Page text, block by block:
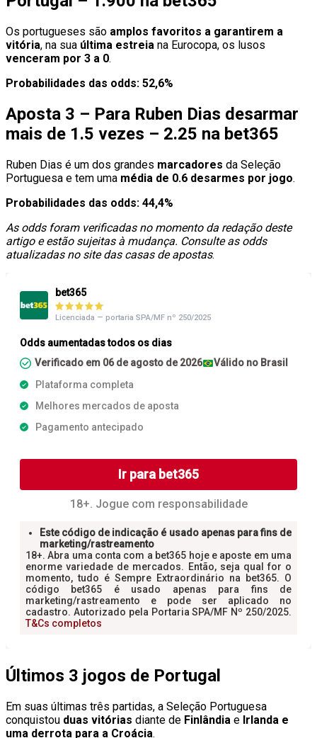
Os portugueses são amplos favoritos a garantirem a
vitória, na sua última estreia na Eurocopa, os lusos
venceram por 3 a 0.
Probabilidades das odds: 52,6%
Aposta 3 – Para Ruben Dias desarmar
mais de 1.5 vezes – 2.25 na bet365
Ruben Dias é um dos grandes marcadores da Seleção
Portuguesa e tem uma média de 0.6 desarmes por jogo.
Probabilidades das odds: 44,4%
As odds foram verificadas no momento da redação deste
artigo e estão sujeitas à mudança. Consulte as odds
atualizadas no site das casas de apostas.
Últimos 3 jogos de Portugal
Em suas últimas três partidas, a Seleção Portuguesa
conquistou duas vitórias diante de Finlândia e Irlanda e
uma derrota para a Croácia.